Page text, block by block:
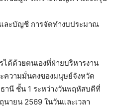
ละบัญชี การจัดทำงบประมาณ
ด้ด้วยตนเองที่ฝ่ายบริหารงาน
วามมั่นคงของมนุษย์จังหวัด
านี ชั้น 1 ระหว่างวันพฤหัสบดีที่
ายน 2569 ในวันและเวลา